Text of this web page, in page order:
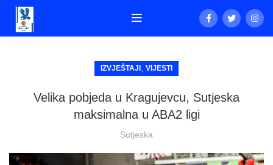
IZVJEŠTAJI VIJESTI
Velika pobjeda u Kragujevcu, Sutjeska
maksimalna u ABA2 ligi
Sutjeska